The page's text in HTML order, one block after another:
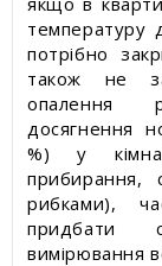
температуру
потрібно
також не
опалення
досягнення
%) у
прибирання,
рибками),
придбати
вимірювання